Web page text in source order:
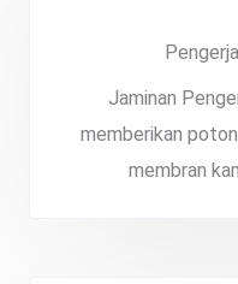
Jaminan
memberikan
membran